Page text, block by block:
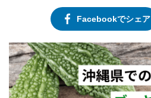
Facebookでシェア